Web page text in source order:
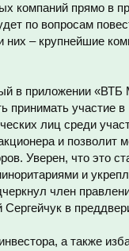
компаний прямо в
по вопросам
– крупнейшие
в приложении
принимать участие
лиц среди
и
Уверен, что это
и
член
Сергейчук в
а также